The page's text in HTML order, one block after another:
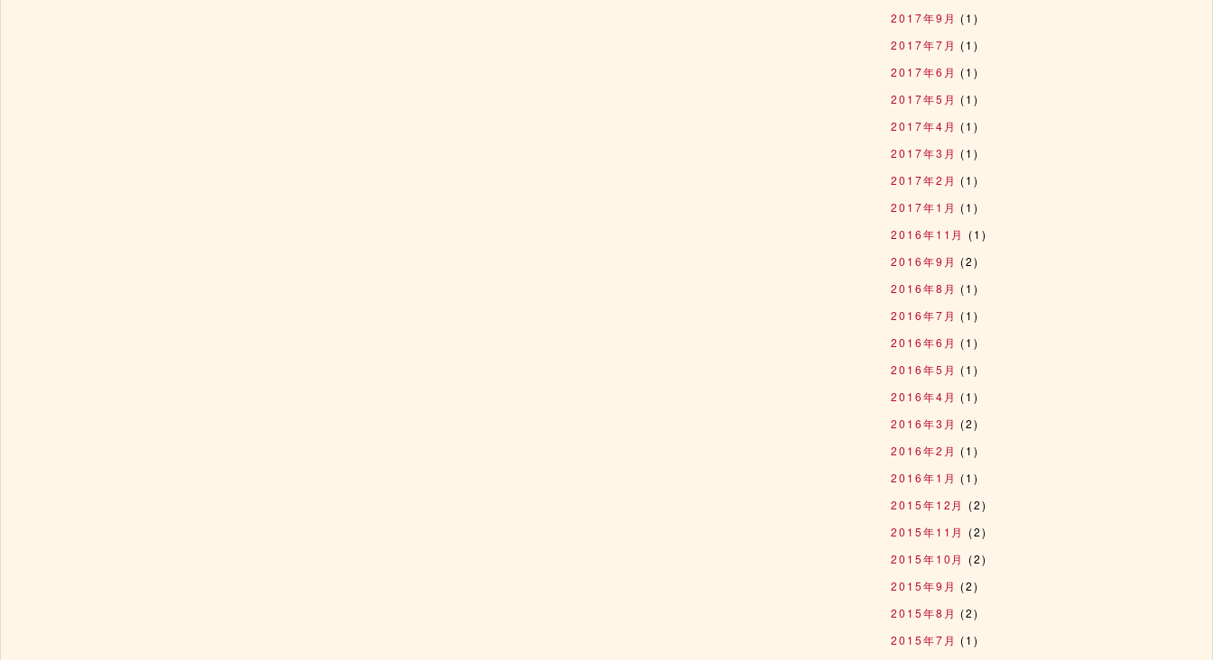
2017年9月 (1)
2017年7月 (1)
2017年6月 (1)
2017年5月 (1)
2017年4月 (1)
2017年3月 (1)
2017年2月 (1)
2017年1月 (1)
2016年11月 (1)
2016年9月 (2)
2016年8月 (1)
2016年7月 (1)
2016年6月 (1)
2016年5月 (1)
2016年4月 (1)
2016年3月 (2)
2016年2月 (1)
2016年1月 (1)
2015年12月 (2)
2015年11月 (2)
2015年10月 (2)
2015年9月 (2)
2015年8月 (2)
2015年7月 (1)